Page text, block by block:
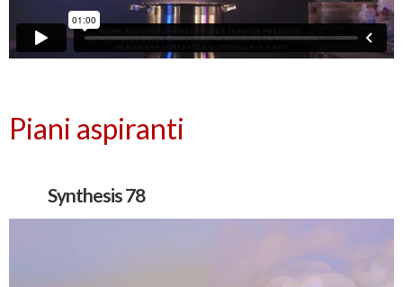
Piani aspiranti
Synthesis 78